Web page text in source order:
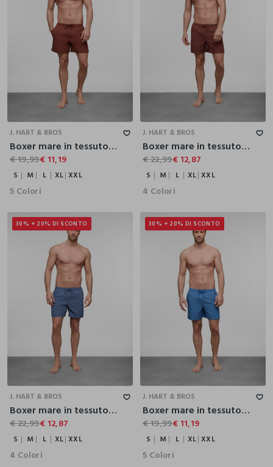
XL
J. HART & BROS
Boxer mare in tessuto stretch uomo
€ 19,99€ 11,19
S M L XL XXL
5 Colori
J. HART & BROS
Boxer mare in tessuto tecnico uomo
€ 22,99€ 12,87
S M L XL XXL
4 Colori
30% + 20% DI SCONTO
XL
J. HART & BROS
Boxer mare in tessuto tecnico uomo
€ 22,99€ 12,87
S M L XL XXL
4 Colori
30% + 20% DI SCONTO
XL XXL
J. HART & BROS
Boxer mare in tessuto stretch uomo
€ 19,99€ 11,19
S M L XL XXL
5 Colori